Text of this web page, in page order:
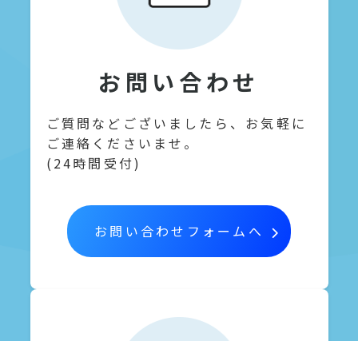
お問い合わせ
ご質問などございましたら、お気軽に
ご連絡くださいませ。
(24時間受付)
お問い合わせフォームへ